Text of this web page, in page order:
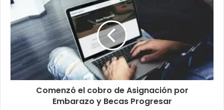
Comenzó el cobro de Asignación por
Embarazo y Becas Progresar